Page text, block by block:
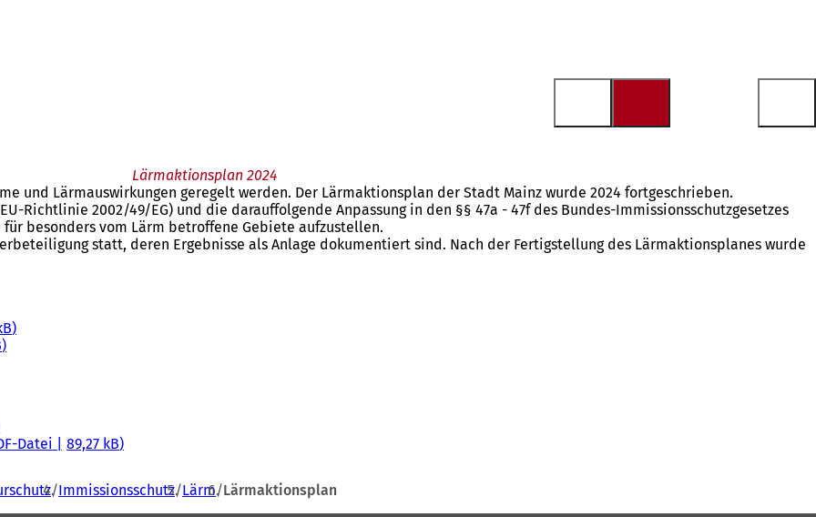
Lärmaktionsplan 2024
und Lärmauswirkungen geregelt werden. Der Lärmaktionsplan der Stadt Mainz wurde 2024 fortgeschrieben.
Richtlinie 2002/49/EG) und die darauffolgende Anpassung in den §§ 47a - 47f des Bundes-Immissionsschutzgesetzes
besonders vom Lärm betroffene Gebiete aufzustellen.
statt, deren Ergebnisse als Anlage dokumentiert sind. Nach der Fertigstellung des Lärmaktionsplanes wurde
-Datei 89,27 kB
Immissionsschutz Lärm Lärmaktionsplan